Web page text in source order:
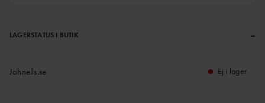
LAGERSTATUS I BUTIK –
Johnells.se Ej i lager